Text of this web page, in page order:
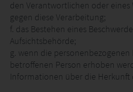
den Verantwortlichen oder eines
gegen diese Verarbeitung;
f. das Bestehen eines
Aufsichtsbehörde;
g. wenn die
betroffenen Person erhoben
Informationen über die Herkunft